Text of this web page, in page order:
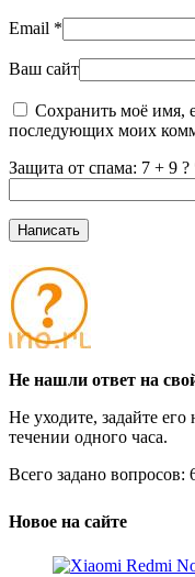
Email *
Ваш сайт
Сохранить моё имя,
последующих моих
Защита от спама: 7 + 9 ?
Не нашли ответ на
Не уходите, задайте
течении одного часа.
Всего задано вопросов:
Новое на сайте